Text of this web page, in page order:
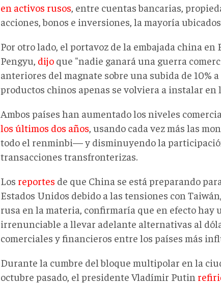
en activos rusos, entre cuentas bancarias,
acciones, bonos e inversiones, la mayoría ubicados
Por otro lado, el portavoz de la embajada china en
Pengyu, dijo que "nadie ganará una guerra
anteriores del magnate sobre una subida de 10%
productos chinos apenas se volviera a instalar en
Ambos países han aumentado los niveles
los últimos dos años, usando cada vez más las
todo el renminbi— y disminuyendo la
transacciones transfronterizas.
Los reportes de que China se está preparando
Estados Unidos debido a las tensiones con
rusa en la materia, confirmaría que en efecto hay
irrenunciable a llevar adelante alternativas al
comerciales y financieros entre los países más
Durante la cumbre del bloque multipolar en la
octubre pasado, el presidente Vladímir Putin